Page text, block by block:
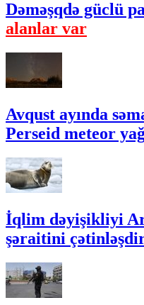
Dəməşqdə güclü
alanlar var
Avqust ayında
Perseid meteor
İqlim dəyişikliyi
şəraitini